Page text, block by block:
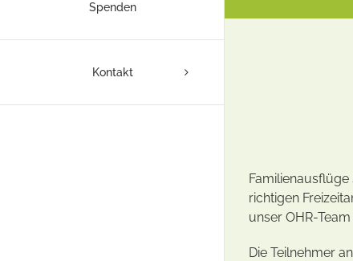
Spenden
Kontakt
richtigen
unser OHR-
Die Teilnehmer